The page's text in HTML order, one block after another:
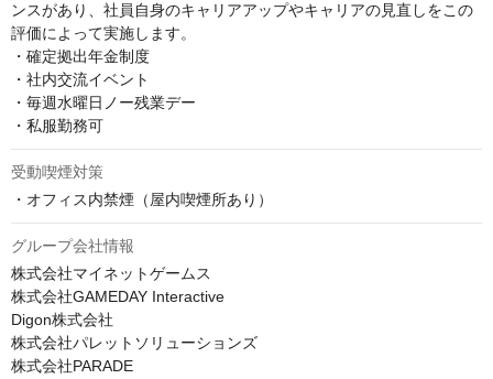
ンスがあり、社員自身のキャリアアップやキャリアの見直しをこの
評価によって実施します。
・確定拠出年金制度
・社内交流イベント
・毎週水曜日ノー残業デー
・私服勤務可
受動喫煙対策
・オフィス内禁煙（屋内喫煙所あり）
グループ会社情報
株式会社マイネットゲームス
株式会社GAMEDAY Interactive
Digon株式会社
株式会社パレットソリューションズ
株式会社PARADE